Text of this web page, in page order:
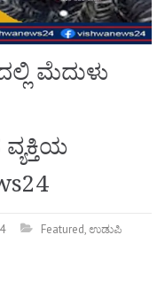
ಮೆದುಳು
Featured,ಉಡುಪಿ